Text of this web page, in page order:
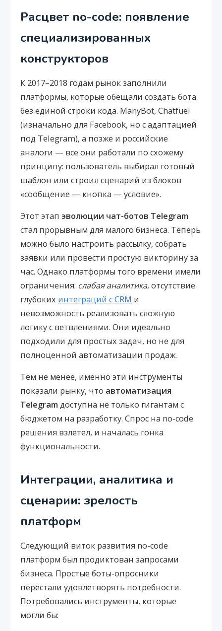
Расцвет no-code: появление
специализированных
конструкторов
К 2017–2018 годам рынок заполнили
платформы, которые обещали создать бота
без единой строки кода. ManyBot, Chatfuel
(изначально для Facebook, но с адаптацией
под Telegram), а позже и российские
аналоги — все они работали по схожему
принципу: пользователь выбирал готовый
шаблон или строил сценарий из блоков
«сообщение — кнопка — условие».
Этот этап эволюции чат-ботов Telegram
стал прорывным для малого бизнеса. Теперь
можно было настроить рассылку, собрать
заявки или провести простую викторину за
час. Однако платформы того времени имели
ограничения: слабая аналитика, отсутствие
глубоких интеграций с CRM и
невозможность реализовать сложную
логику с ветвлениями. Они идеально
подходили для простых задач, но не для
полноценной автоматизации продаж.
Тем не менее, именно эти инструменты
показали рынку, что автоматизация
Telegram доступна не только гигантам с
бюджетом на разработку. Спрос на no-code
решения взлетел, и началась гонка
функциональности.
Интеграции, аналитика и
сценарии: зрелость
платформ
Следующий виток развития no-code
платформ был продиктован запросами
бизнеса. Простые боты-опросники
перестали удовлетворять потребности.
Потребовались инструменты, которые
могли бы: